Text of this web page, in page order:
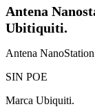
Antena
Ubitiquiti.
Antena
SIN POE
Marca Ubiquiti.